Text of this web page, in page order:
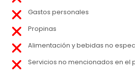
Gastos personales
Propinas
Alimentación y bebidas no
Servicios no mencionados en el